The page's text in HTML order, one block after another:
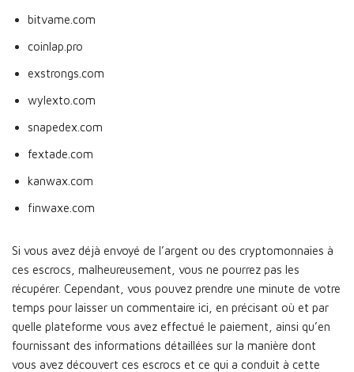
bitvame.com
coinlap.pro
exstrongs.com
wylexto.com
snapedex.com
fextade.com
kanwax.com
finwaxe.com
Si vous avez déjà envoyé de l’argent ou des cryptomonnaies à
ces escrocs, malheureusement, vous ne pourrez pas les
récupérer. Cependant, vous pouvez prendre une minute de votre
temps pour laisser un commentaire ici, en précisant où et par
quelle plateforme vous avez effectué le paiement, ainsi qu’en
fournissant des informations détaillées sur la manière dont
vous avez découvert ces escrocs et ce qui a conduit à cette